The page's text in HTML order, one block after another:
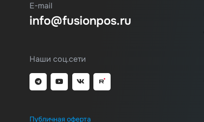
E-mail
info@fusionpos.ru
Наши соц.сети
Публичная оферта